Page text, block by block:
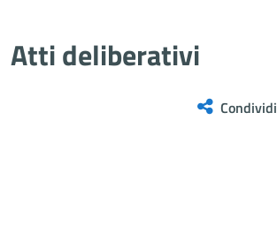
Atti deliberativi
Condividi